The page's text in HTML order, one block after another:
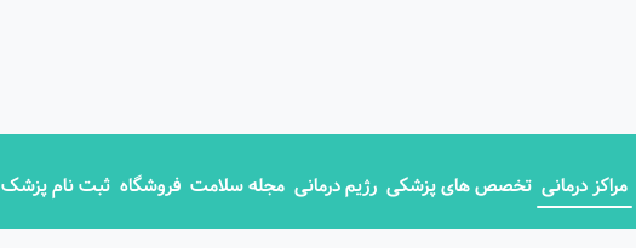
مراکز درمانی تخصص های پزشکی رژیم درمانی مجله سلامت فروشگاه ثبت نام پزشک